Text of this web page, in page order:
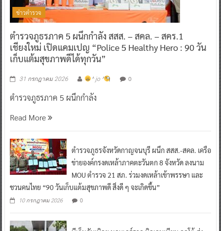
ข่าวตำรวจ
ตำรวจภูธรภาค 5 ผนึกกำลัง สสส. – สคล. – สคร.1
เชียงใหม่ เปิดแคมเปญ “Police 5 Healthy Hero : 90 วัน
เก็บแต้มสุขภาพดีได้ทุกวัน”
31 กรกฎาคม 2026 ^ jo ^ 0
ตำรวจภูธรภาค 5 ผนึกกำลัง
Read More
ตำรวจภูธรจังหวัดกาญจนบุรี ผนึก สสส.-สคล. เครือ
ข่ายองค์กรงดเหล้าภาคตะวันตก 8 จังหวัด ลงนาม
MOU ตำรวจ 21 สภ. ร่วมงดเหล้าเข้าพรรษา และ
ชวนคนไทย “90 วันเก็บแต้มสุขภาพดี สิ่งดี ๆ จะเกิดขึ้น”
10 กรกฎาคม 2026 0